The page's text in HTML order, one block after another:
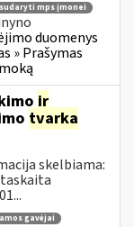
mps įmonei
duomenys
» Prašymas
ir
tvarka
skelbiama:
gavėjai